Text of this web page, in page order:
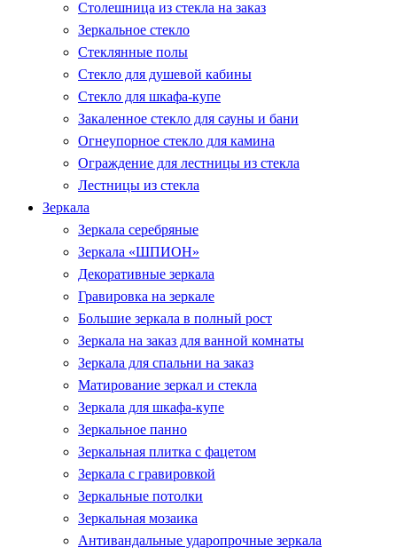
Столешница из стекла на заказ
Зеркальное стекло
Стеклянные полы
Стекло для душевой кабины
Стекло для шкафа-купе
Закаленное стекло для сауны и бани
Огнеупорное стекло для камина
Ограждение для лестницы из стекла
Лестницы из стекла
Зеркала
Зеркала серебряные
Зеркала «ШПИОН»
Декоративные зеркала
Гравировка на зеркале
Большие зеркала в полный рост
Зеркала на заказ для ванной комнаты
Зеркала для спальни на заказ
Матирование зеркал и стекла
Зеркала для шкафа-купе
Зеркальное панно
Зеркальная плитка с фацетом
Зеркала с гравировкой
Зеркальные потолки
Зеркальная мозаика
Антивандальные ударопрочные зеркала